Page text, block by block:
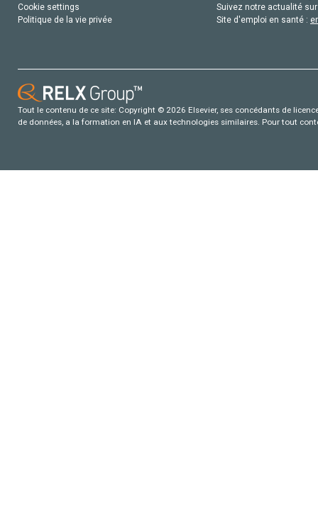
Cookie settings
Politique de la vie privée
Suivez notre actualité
Site d'emploi en santé :
Tout le contenu de ce site: Copyright © 2026 Elsevier, ses concédants de
de données, a la formation en IA et aux technologies similaires. Pour tout